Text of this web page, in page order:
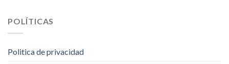
POLÍTICAS
Politica de privacidad